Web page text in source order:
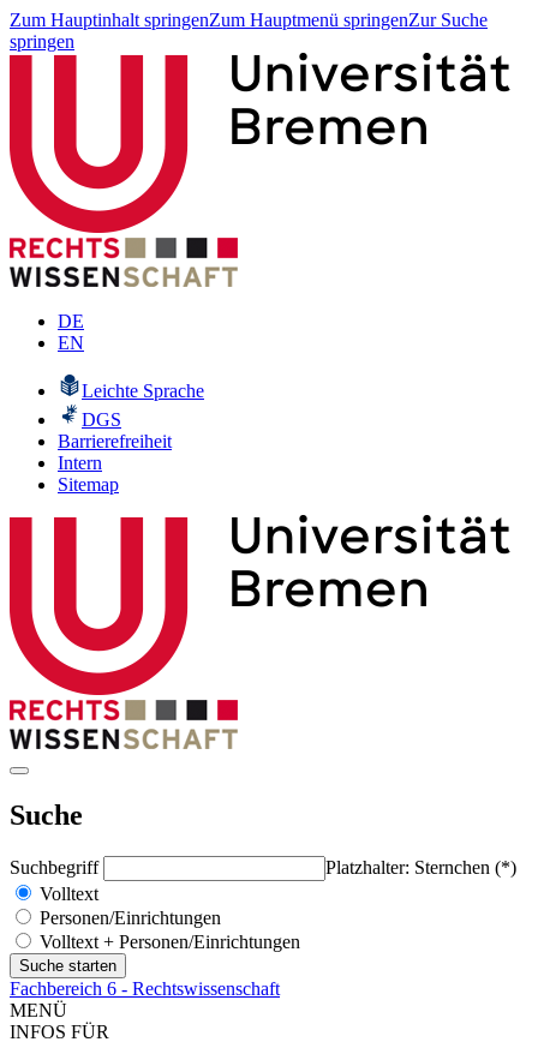
Zum Hauptinhalt springenZum Hauptmenü springenZur Suche
springen
DE
EN
Leichte Sprache
DGS
Barrierefreiheit
Intern
Sitemap
Suche
Suchbegriff
Platzhalter: Sternchen (*)
Volltext
Personen/Einrichtungen
Volltext + Personen/Einrichtungen
Fachbereich 6 - Rechtswissenschaft
MENÜ
INFOS FÜR